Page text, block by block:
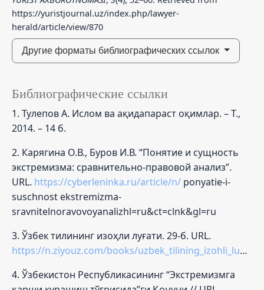
https://yuristjournal.uz/index.php/lawyer-
herald/article/view/870
Другие форматы библиографических ссылок
Библиографические ссылки
1. Тулепов А. Ислом ва ақидапараст оқимлар. – Т.,
2014. – 14 б.
2. Карягина О.В., Буров И.В. “Понятие и сущность
экстремизма: сравнительно-правовой анализ”.
URL. https://cyberleninka.ru/article/n/ ponyatie-i-
suschnost ekstremizma-
sravnitelnoravovoyanalizhl=ru&ct=clnk&gl=ru
3. Ўзбек тилининг изоҳли луғати. 29-б. URL.
https://n.ziyouz.com/books/uzbek_tilining_izohli_lugati/%20E.pdf
4. Ўзбекистон Республикасининг “Экстремизмга